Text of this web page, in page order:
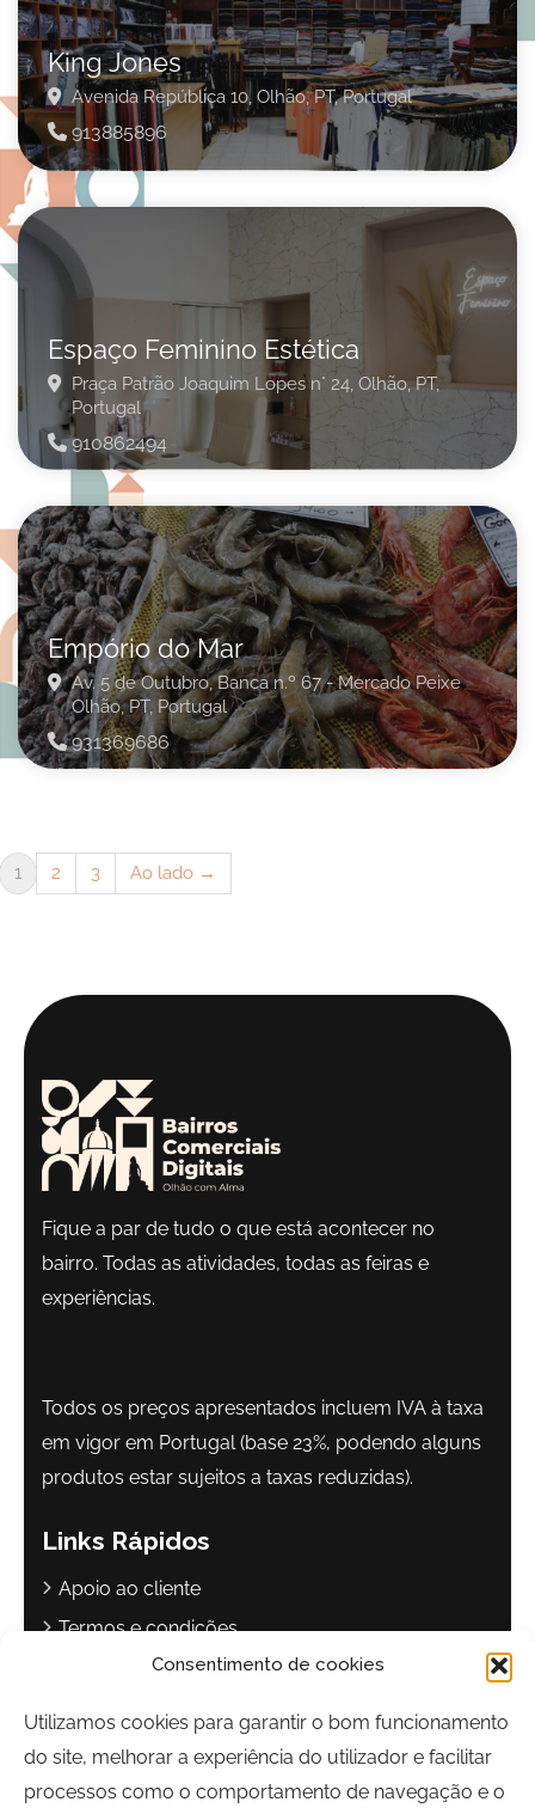
Consentimento de cookies
Utilizamos cookies para garantir o bom funcionamento
do site, melhorar a experiência do utilizador e facilitar
processos como o comportamento de navegação e o
King Jones
Avenida República 10, Olhão,PT,Portugal
913885896
Espaço Feminino Estética
Praça Patrão Joaquim Lopes n° 24, Olhão,PT,
Portugal
910862494
Empório do Mar
Av. 5 de Outubro, Banca n.º 67 - Mercado Peixe
Olhão,PT, Portugal
931369686
1 2 3 Ao lado →
Fique a par de tudo o que está acontecer no
bairro. Todas as atividades, todas as feiras e
experiências.
Todos os preços apresentados incluem IVA à taxa
em vigor em Portugal (base 23%, podendo alguns
produtos estar sujeitos a taxas reduzidas).
Links Rápidos
Apoio ao cliente
Termos e condições
Política de privacidade
Contactos